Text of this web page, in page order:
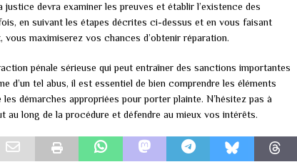
devra examiner les preuves et établir l’existence des
en suivant les étapes décrites ci-dessus et en vous faisant
maximiserez vos chances d’obtenir réparation.
pénale sérieuse qui peut entraîner des sanctions importantes
d’un tel abus, il est essentiel de bien comprendre les éléments
démarches appropriées pour porter plainte. N’hésitez pas à
long de la procédure et défendre au mieux vos intérêts.